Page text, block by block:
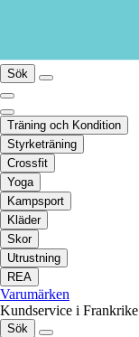
Sök
Träning och Kondition
Styrketräning
Crossfit
Yoga
Kampsport
Kläder
Skor
Utrustning
REA
Varumärken
Kundservice i Frankrike
Sök